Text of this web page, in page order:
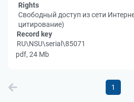
Rights
Свободный доступ из сети
цитирование)
Record key
RU\NSU\serial\85071
pdf, 24 Mb
1